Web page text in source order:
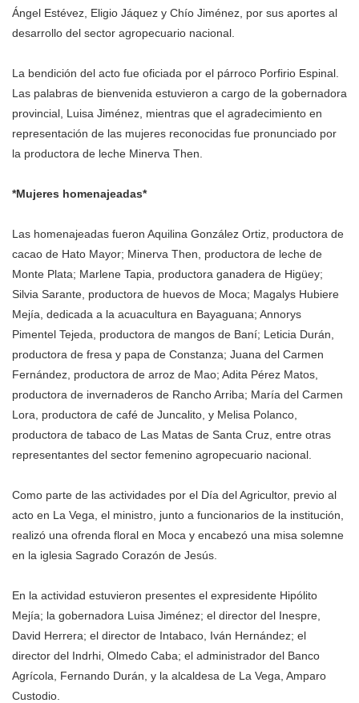
Ángel Estévez, Eligio Jáquez y Chío Jiménez, por sus aportes al
desarrollo del sector agropecuario nacional.
La bendición del acto fue oficiada por el párroco Porfirio Espinal.
Las palabras de bienvenida estuvieron a cargo de la gobernadora
provincial, Luisa Jiménez, mientras que el agradecimiento en
representación de las mujeres reconocidas fue pronunciado por
la productora de leche Minerva Then.
*Mujeres homenajeadas*
Las homenajeadas fueron Aquilina González Ortiz, productora de
cacao de Hato Mayor; Minerva Then, productora de leche de
Monte Plata; Marlene Tapia, productora ganadera de Higüey;
Silvia Sarante, productora de huevos de Moca; Magalys Hubiere
Mejía, dedicada a la acuacultura en Bayaguana; Annorys
Pimentel Tejeda, productora de mangos de Baní; Leticia Durán,
productora de fresa y papa de Constanza; Juana del Carmen
Fernández, productora de arroz de Mao; Adita Pérez Matos,
productora de invernaderos de Rancho Arriba; María del Carmen
Lora, productora de café de Juncalito, y Melisa Polanco,
productora de tabaco de Las Matas de Santa Cruz, entre otras
representantes del sector femenino agropecuario nacional.
Como parte de las actividades por el Día del Agricultor, previo al
acto en La Vega, el ministro, junto a funcionarios de la institución,
realizó una ofrenda floral en Moca y encabezó una misa solemne
en la iglesia Sagrado Corazón de Jesús.
En la actividad estuvieron presentes el expresidente Hipólito
Mejía; la gobernadora Luisa Jiménez; el director del Inespre,
David Herrera; el director de Intabaco, Iván Hernández; el
director del Indrhi, Olmedo Caba; el administrador del Banco
Agrícola, Fernando Durán, y la alcaldesa de La Vega, Amparo
Custodio.